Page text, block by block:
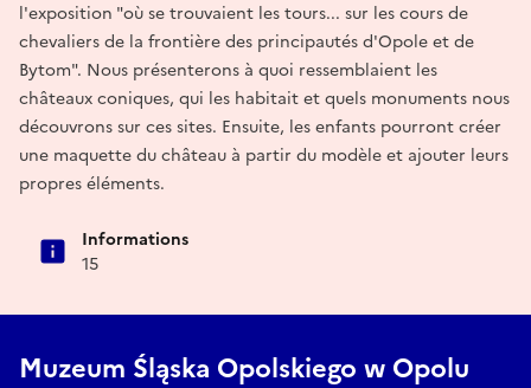
l'exposition "où se trouvaient les tours... sur les cours de
chevaliers de la frontière des principautés d'Opole et de
Bytom". Nous présenterons à quoi ressemblaient les
châteaux coniques, qui les habitait et quels monuments nous
découvrons sur ces sites. Ensuite, les enfants pourront créer
une maquette du château à partir du modèle et ajouter leurs
propres éléments.
Informations
15
Muzeum Śląska Opolskiego w Opolu